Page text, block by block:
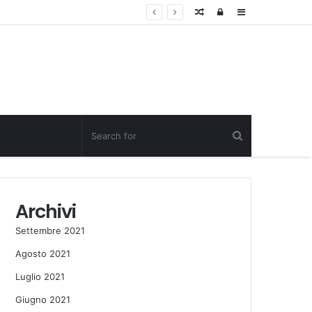
Sidebar
Log
Random
Archivi
Settembre 2021
Agosto 2021
Luglio 2021
Giugno 2021